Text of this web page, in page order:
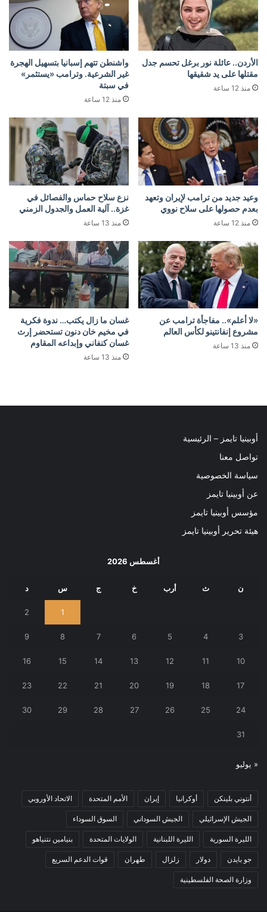
الأردن.. عائلة نور برغل تحسم جدل
مقتلها على يد شقيقها
منذ 12 ساعة
واشنطن تتهم إسبانيا بتسهيل الهجرة
غير الشرعية. وترامب «يستثمر»
في سبتة
منذ 12 ساعة
وعيد جديد من ترامب لإيران وتعهد
بعدم حصولها على سلاح نووي
منذ 12 ساعة
نزع سلاح حماس والفصائل في
غزة.. آلية العمل والجدول الزمني
منذ 13 ساعة
«لا أعلم».. مفاجأة ترامب عن
مشروع إنفانتينو لكأس العالم
منذ 13 ساعة
غسان ما زال يكتب… ندوة فكرية
في مخيم خان دنون تستحضر إرث
غسان كنفاني وإبداعه المقاوم
منذ 13 ساعة
أوبينيا تايمز – الرئيسية
تواصل معنا
سياسة الخصوصية
عن أوبينيا تايمز
مؤسس أوبينيا تايمز
هيئة تحرير أوبينيا تايمز
أغسطس 2026
ن ث أرب خ ج س د
1
2
3
4
5
6
7
8
9
10
11
12
13
14
15
16
17
18
19
20
21
22
23
24
25
26
27
28
29
30
31
« يوليو
أنتوني بلينكن أوكرانيا إيران الأمم المتحدة الاتحاد الأوروبي
الجيش الإسرائيلي الجيش السوداني السوق السوداء
الليرة السورية الليرة اللبنانية الولايات المتحدة بنيامين نتنياهو
جو بايدن دولار زلزال طهران قوات الدعم السريع
وزارة الصحة الفلسطينية